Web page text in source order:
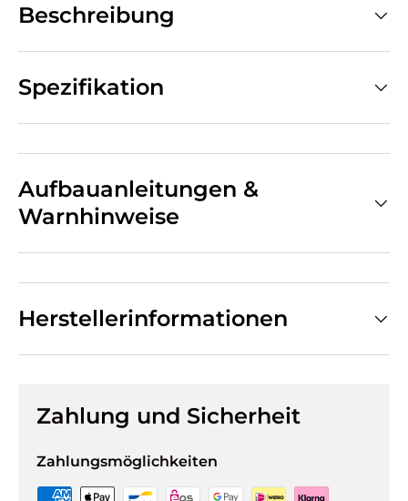
Beschreibung
Spezifikation
Aufbauanleitungen &
Warnhinweise
Herstellerinformationen
Zahlung und Sicherheit
Zahlungsmöglichkeiten